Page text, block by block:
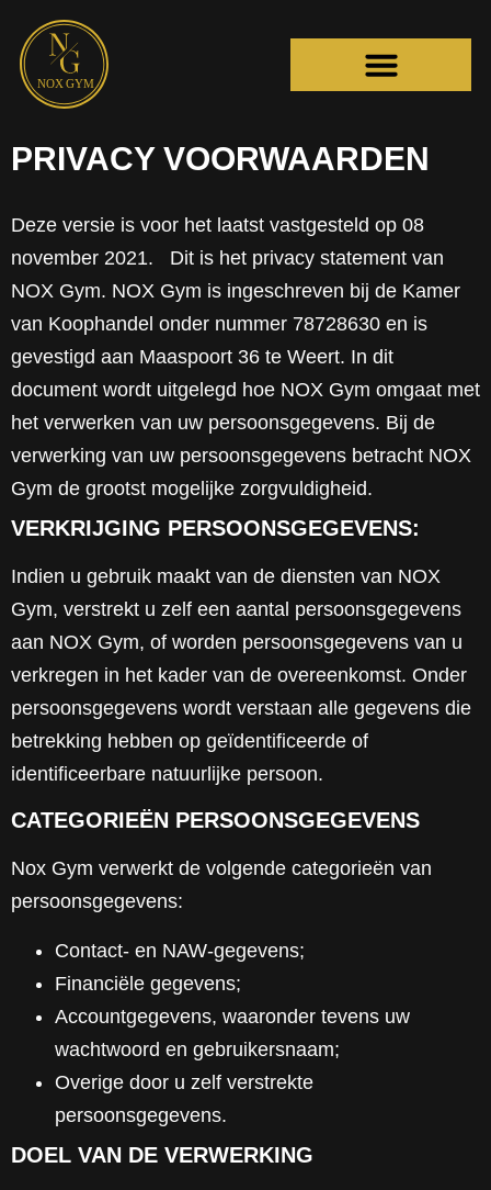
PRIVACY VOORWAARDEN
Deze versie is voor het laatst vastgesteld op 08
november 2021. Dit is het privacy statement van
NOX Gym. NOX Gym is ingeschreven bij de Kamer
van Koophandel onder nummer 78728630 en is
gevestigd aan Maaspoort 36 te Weert. In dit
document wordt uitgelegd hoe NOX Gym omgaat met
het verwerken van uw persoonsgegevens. Bij de
verwerking van uw persoonsgegevens betracht NOX
Gym de grootst mogelijke zorgvuldigheid.
VERKRIJGING PERSOONSGEGEVENS:
Indien u gebruik maakt van de diensten van NOX
Gym, verstrekt u zelf een aantal persoonsgegevens
aan NOX Gym, of worden persoonsgegevens van u
verkregen in het kader van de overeenkomst. Onder
persoonsgegevens wordt verstaan alle gegevens die
betrekking hebben op geïdentificeerde of
identificeerbare natuurlijke persoon.
CATEGORIEËN PERSOONSGEGEVENS
Nox Gym verwerkt de volgende categorieën van
persoonsgegevens:
Contact- en NAW-gegevens;
Financiële gegevens;
Accountgegevens, waaronder tevens uw
wachtwoord en gebruikersnaam;
Overige door u zelf verstrekte
persoonsgegevens.
DOEL VAN DE VERWERKING